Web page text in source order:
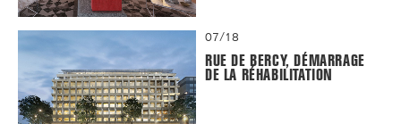
07/18
RUE DE BERCY, DÉMARRAGE
DE LA RÉHABILITATION